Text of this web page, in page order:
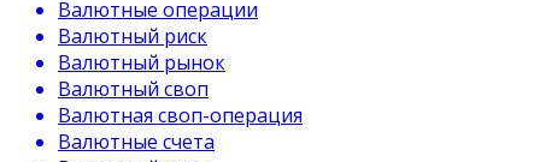
Валютные операции
Валютный риск
Валютный рынок
Валютный своп
Валютная своп-операция
Валютные счета